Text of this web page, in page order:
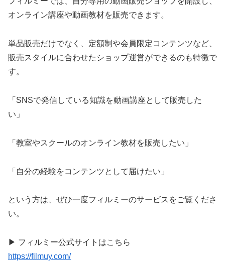
オンライン講座や動画教材を販売できます。
単品販売だけでなく、定額制や会員限定コンテンツなど、
販売スタイルに合わせたショップ運営ができるのも特徴で
す。
「SNSで発信している知識を動画講座として販売した
い」
「教室やスクールのオンライン教材を販売したい」
「自分の経験をコンテンツとして届けたい」
という方は、ぜひ一度フィルミーのサービスをご覧くださ
い。
▶ フィルミー公式サイトはこちら
https://filmuy.com/